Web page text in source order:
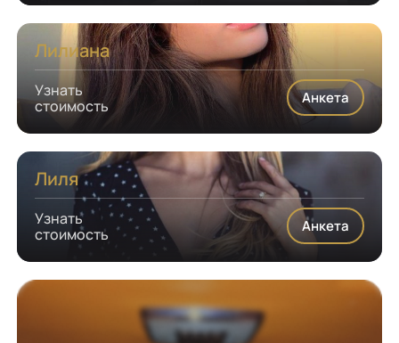
Лилиана
Узнать
стоимость
Анкета
Лиля
Узнать
стоимость
Анкета